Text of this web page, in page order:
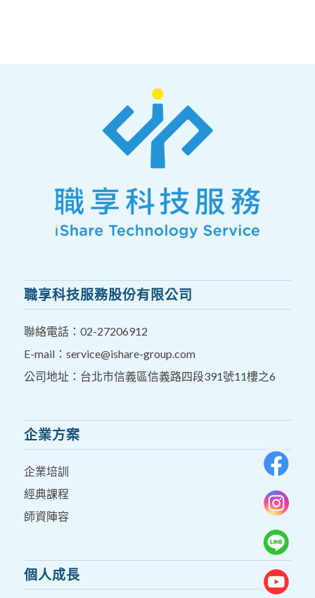
職享科技服務股份有限公司
聯絡電話： 02-27206912
E-mail： service@ishare-group.com
公司地址：台北市信義區信義路四段391號11樓之6
企業方案
企業培訓
經典課程
師資陣容
個人成長